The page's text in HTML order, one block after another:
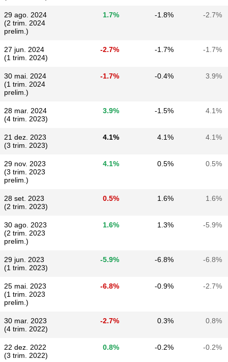
29 ago. 2024
(2 trim. 2024
prelim.)
1.7% -1.8% -2.7%
27 jun. 2024
(1 trim. 2024)
-2.7% -1.7% -1.7%
30 mai. 2024
(1 trim. 2024
prelim.)
-1.7% -0.4% 3.9%
28 mar. 2024
(4 trim. 2023)
3.9% -1.5% 4.1%
21 dez. 2023
(3 trim. 2023)
4.1% 4.1% 4.1%
29 nov. 2023
(3 trim. 2023
prelim.)
4.1% 0.5% 0.5%
28 set. 2023
(2 trim. 2023)
0.5% 1.6% 1.6%
30 ago. 2023
(2 trim. 2023
prelim.)
1.6% 1.3% -5.9%
29 jun. 2023
(1 trim. 2023)
-5.9% -6.8% -6.8%
25 mai. 2023
(1 trim. 2023
prelim.)
-6.8% -0.9% -2.7%
30 mar. 2023
(4 trim. 2022)
-2.7% 0.3% 0.8%
22 dez. 2022
(3 trim. 2022)
0.8% -0.2% -0.2%